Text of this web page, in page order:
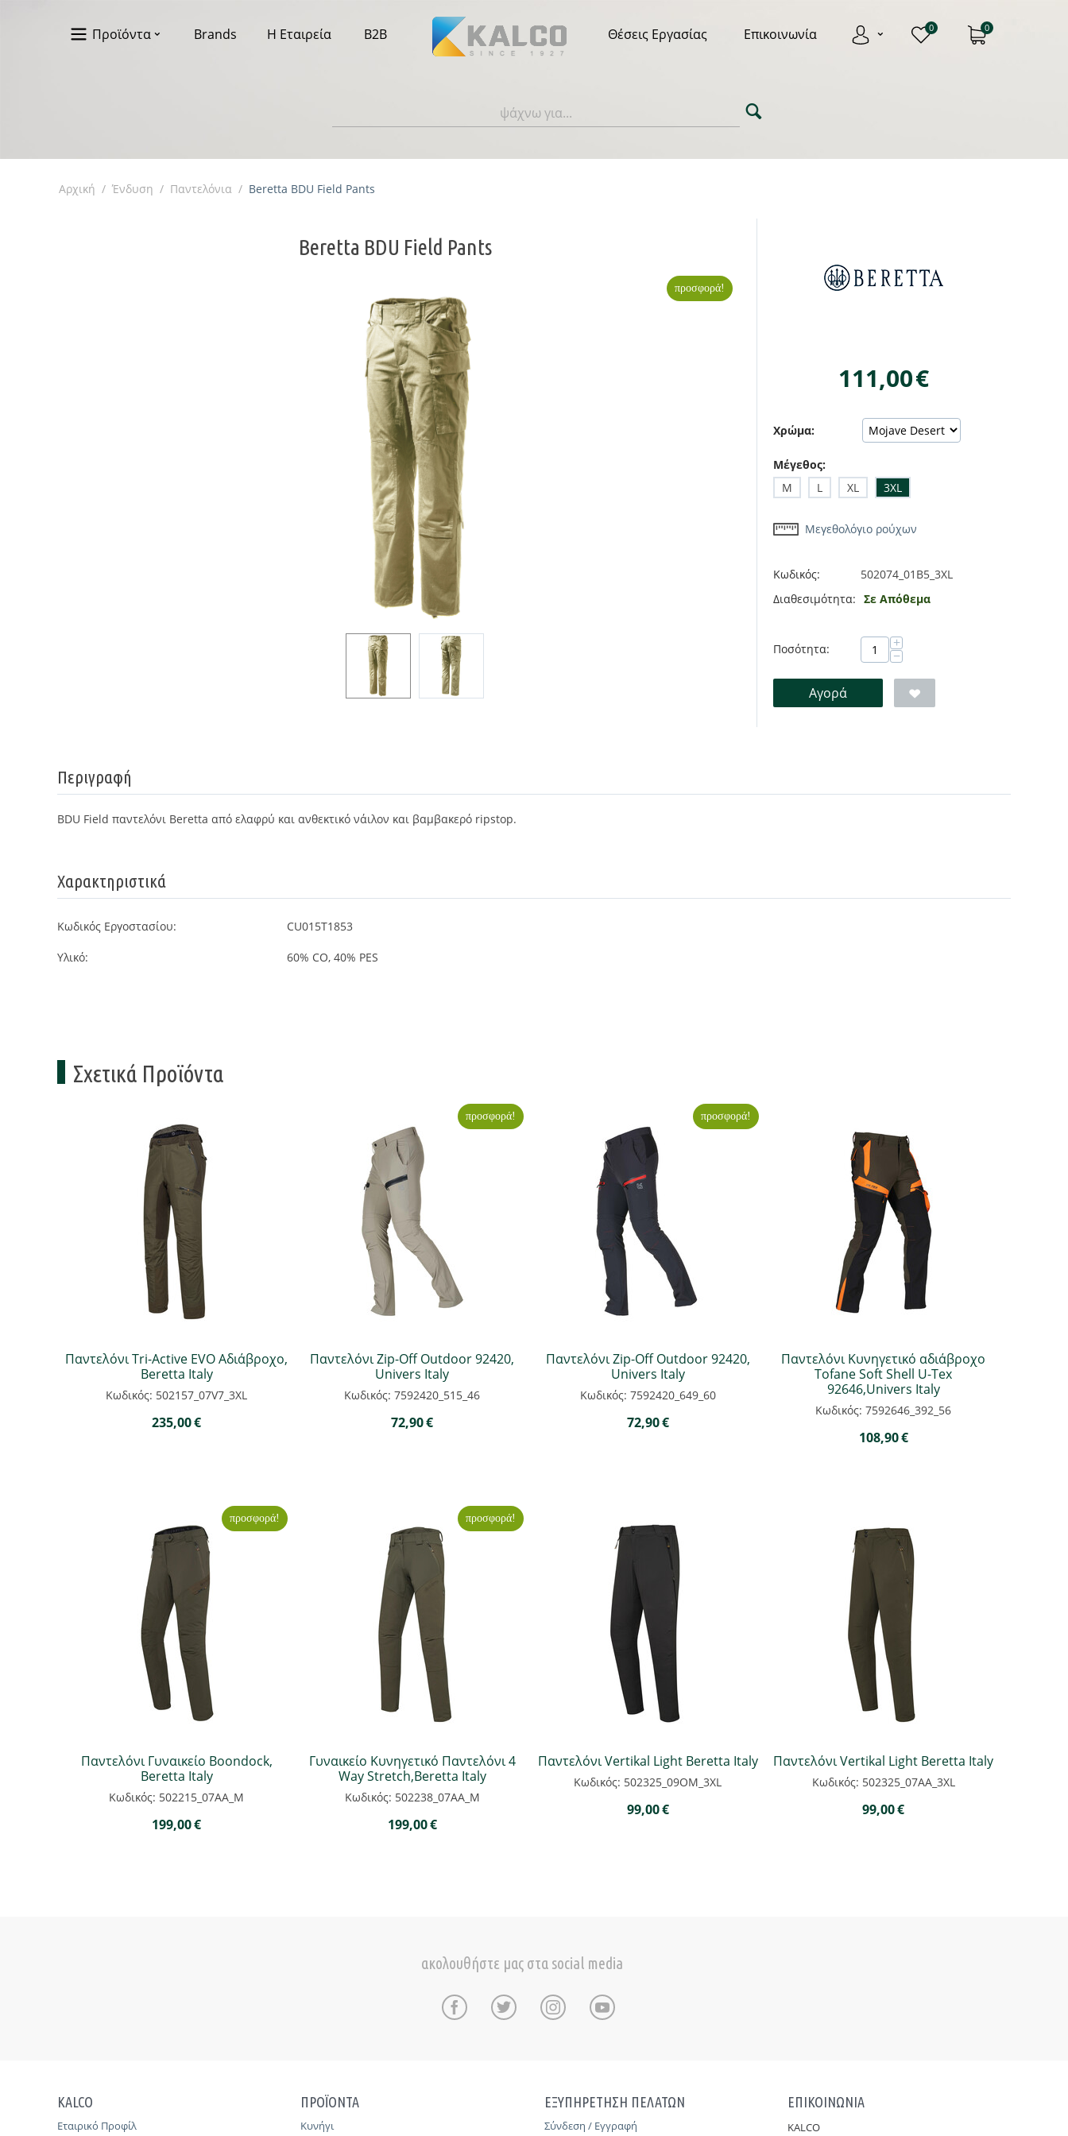
Προϊόντα Brands Η Εταιρεία B2B Θέσεις Εργασίας Επικοινωνία 0 0
Αρχική / Ένδυση / Παντελόνια / Beretta BDU Field Pants
Beretta BDU Field Pants
προσφορά!
111,00€
Χρώμα:
Μέγεθος:
M
L XL 3XL
Μεγεθολόγιο ρούχων
Κωδικός:
502074_01B5_3XL
Διαθεσιμότητα: Σε Απόθεμα
Ποσότητα: +
−
Αγορά
Περιγραφή
BDU Field παντελόνι Beretta από ελαφρύ και ανθεκτικό νάιλον και βαμβακερό ripstop.
Χαρακτηριστικά
Κωδικός Εργοστασίου: CU015T1853
Υλικό: 60% CO, 40% PES
Σχετικά Προϊόντα
Παντελόνι Tri-Active EVO Αδιάβροχο,
Beretta Italy
Κωδικός: 502157_07V7_3XL
235,00€
προσφορά!
Παντελόνι Zip-Off Outdoor 92420,
Univers Italy
Κωδικός: 7592420_515_46
72,90€
προσφορά!
Παντελόνι Zip-Off Outdoor 92420,
Univers Italy
Κωδικός: 7592420_649_60
72,90€
Παντελόνι Κυνηγετικό αδιάβροχο
Tofane Soft Shell U-Tex
92646,Univers Italy
Κωδικός: 7592646_392_56
108,90€
προσφορά!
Παντελόνι Γυναικείο Boondock,
Beretta Italy
Κωδικός: 502215_07AA_M
199,00€
προσφορά!
Γυναικείο Κυνηγετικό Παντελόνι 4
Way Stretch,Beretta Italy
Κωδικός: 502238_07AA_M
199,00€
Παντελόνι Vertikal Light Beretta Italy
Κωδικός: 502325_09OM_3XL
99,00€
Παντελόνι Vertikal Light Beretta Italy
Κωδικός: 502325_07AA_3XL
99,00€
ακολουθήστε μας στα social media
KALCO
Εταιρικό Προφίλ
ΠΡΟΪΟΝΤΑ
Κυνήγι
ΕΞΥΠΗΡΕΤΗΣΗ ΠΕΛΑΤΩΝ
Σύνδεση / Εγγραφή
ΕΠΙΚΟΙΝΩΝΙΑ
KALCO